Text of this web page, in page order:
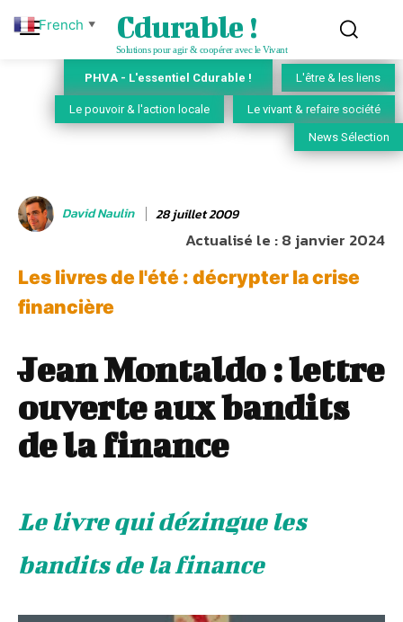
Cdurable !
Solutions pour agir & coopérer avec le Vivant
PHVA - L'essentiel Cdurable ! L'être & les liens
Le pouvoir & l'action locale Le vivant & refaire société
News Sélection
David Naulin 28 juillet 2009
Actualisé le :8 janvier 2024
Les livres de l'été : décrypter la crise
financière
Jean Montaldo : lettre
ouverte aux bandits
de la finance
Le livre qui dézingue les
bandits de la finance
French ▼